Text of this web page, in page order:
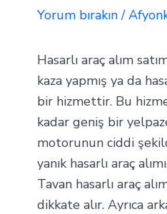
Yorum bırakın /
Hasarlı araç alım
kaza yapmış ya da
bir hizmettir. Bu
kadar geniş bir
motorunun ciddi
yanık hasarlı araç
Tavan hasarlı araç
dikkate alır. Ayrıca